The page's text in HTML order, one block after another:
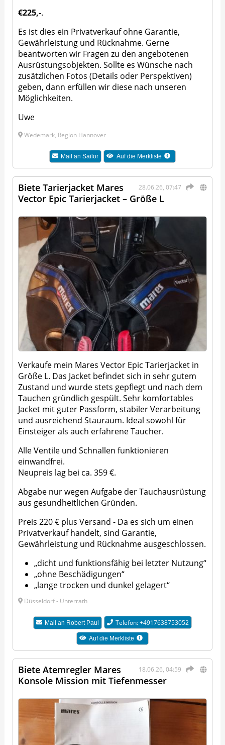
€225,-.
Es ist dies ein Privatverkauf ohne Garantie,
Gewährleistung und Rücknahme. Gerne
beantworten wir Fragen zu den angebotenen
Ausrüstungsobjekten. Sollte es Wünsche nach
zusätzlichen Fotos (Details oder Perspektiven)
geben, dann erfüllen wir diese nach unseren
Möglichkeiten.
Uwe
Wedemark, Region Hannover
Mail anSailor Auf die Merkliste
28.06.26, 07:47
Biete Tarierjacket Mares
Vector Epic Tarierjacket – Größe L
Verkaufe mein Mares Vector Epic Tarierjacket in
Größe L. Das Jacket befindet sich in sehr gutem
Zustand und wurde stets gepflegt und nach dem
Tauchen gründlich gespült. Sehr komfortables
Jacket mit guter Passform, stabiler Verarbeitung
und ausreichend Stauraum. Ideal sowohl für
Einsteiger als auch erfahrene Taucher.
Alle Ventile und Schnallen funktionieren
einwandfrei.
Neupreis lag bei ca. 359 €.
Abgabe nur wegen Aufgabe der Tauchausrüstung
aus gesundheitlichen Gründen.
Preis 220 € plus Versand - Da es sich um einen
Privatverkauf handelt, sind Garantie,
Gewährleistung und Rücknahme ausgeschlossen.
„dicht und funktionsfähig bei letzter Nutzung“
„ohne Beschädigungen“
„lange trocken und dunkel gelagert“
Düsseldorf - Unterrath
Mail an Robert Paul Telefon: +4917638753052
Auf die Merkliste
18.06.26, 04:59
Biete Atemregler Mares
Konsole Mission mit Tiefenmesser